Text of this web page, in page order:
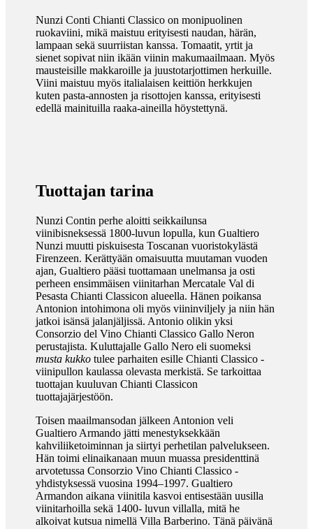
Nunzi Conti Chianti Classico on monipuolinen
ruokaviini, mikä maistuu erityisesti naudan, härän,
lampaan sekä suurriistan kanssa. Tomaatit, yrtit ja
sienet sopivat niin ikään viinin makumaailmaan. Myös
mausteisille makkaroille ja juustotarjottimen herkuille.
Viini maistuu myös italialaisen keittiön herkkujen
kuten pasta-annosten ja risottojen kanssa, erityisesti
edellä mainituilla raaka-aineilla höystettynä.
Tuottajan tarina
Nunzi Contin perhe aloitti seikkailunsa
viinibisneksessä 1800-luvun lopulla, kun Gualtiero
Nunzi muutti piskuisesta Toscanan vuoristokylästä
Firenzeen. Kerättyään omaisuutta muutaman vuoden
ajan, Gualtiero pääsi tuottamaan unelmansa ja osti
perheen ensimmäisen viinitarhan Mercatale Val di
Pesasta Chianti Classicon alueella. Hänen poikansa
Antonion intohimona oli myös viininviljely ja niin hän
jatkoi isänsä jalanjäljissä. Antonio olikin yksi
Consorzio del Vino Chianti Classico Gallo Neron
perustajista. Kuluttajalle Gallo Nero eli suomeksi
musta kukko tulee parhaiten esille Chianti Classico -
viinipullon kaulassa olevasta merkistä. Se tarkoittaa
tuottajan kuuluvan Chianti Classicon
tuottajajärjestöön.
Toisen maailmansodan jälkeen Antonion veli
Gualtiero Armando jätti menestyksekkään
kahviliiketoiminnan ja siirtyi perhetilan palvelukseen.
Hän toimi elinaikanaan muun muassa presidenttinä
arvotetussa Consorzio Vino Chianti Classico -
yhdistyksessä vuosina 1994–1997. Gualtiero
Armandon aikana viinitila kasvoi entisestään uusilla
viinitarhoilla sekä 1400- luvun villalla, mitä he
alkoivat kutsua nimellä Villa Barberino. Tänä päivänä